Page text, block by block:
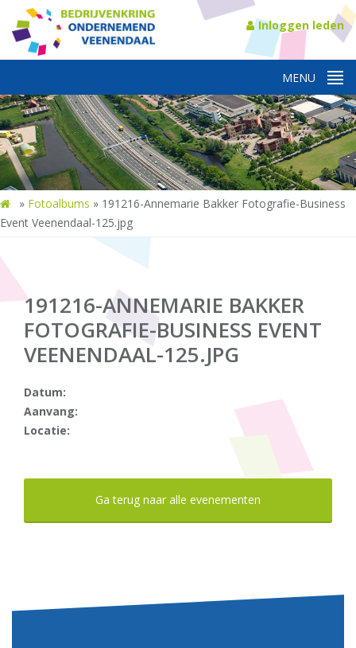
Inloggen leden
» Fotoalbums » 191216-Annemarie Bakker Fotografie-Business
Event Veenendaal-125.jpg
191216-ANNEMARIE BAKKER
FOTOGRAFIE-BUSINESS EVENT
VEENENDAAL-125.JPG
Datum:
Aanvang:
Locatie:
Ga terug naar alle evenementen